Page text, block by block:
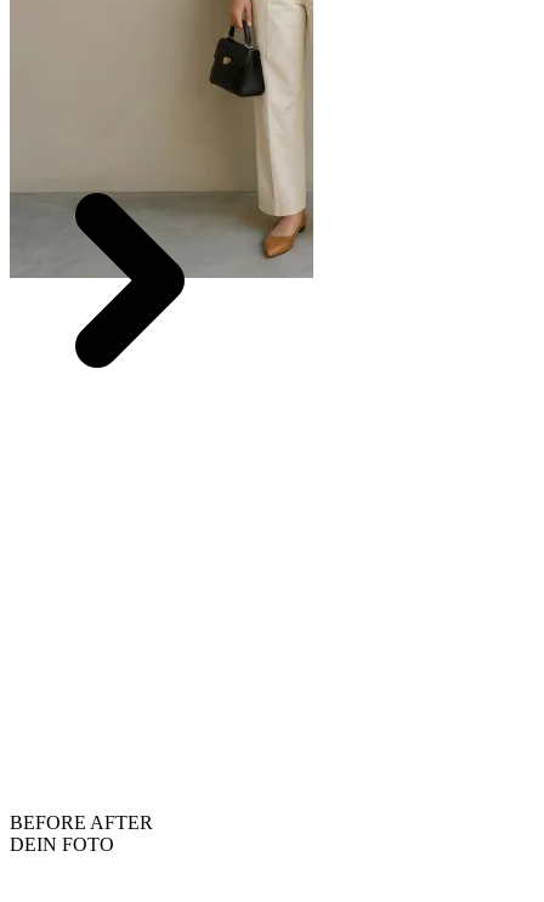
BEFORE AFTER
DEIN FOTO